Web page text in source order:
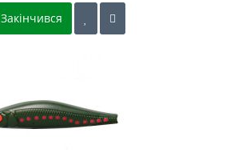
Закінчився